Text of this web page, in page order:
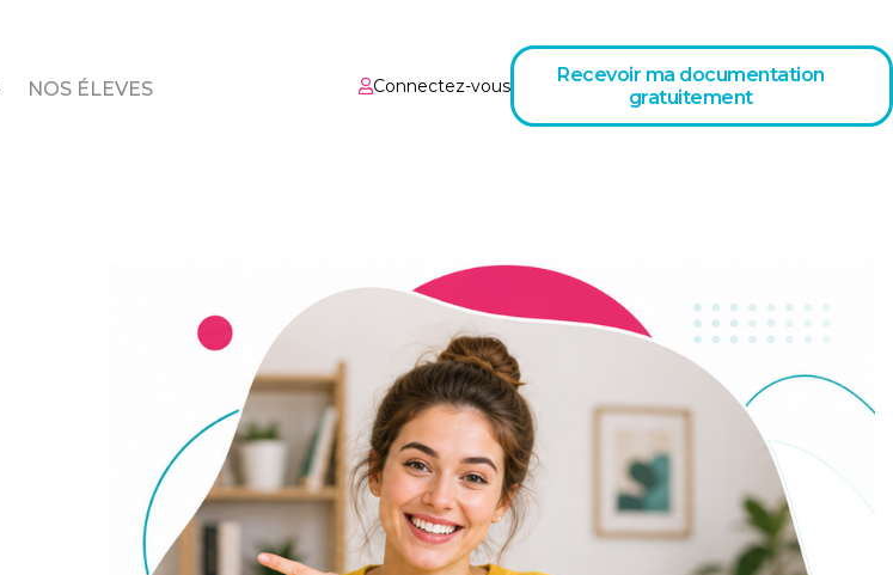
NOS ÉLEVES Connectez-vous
Recevoir ma documentation
gratuitement